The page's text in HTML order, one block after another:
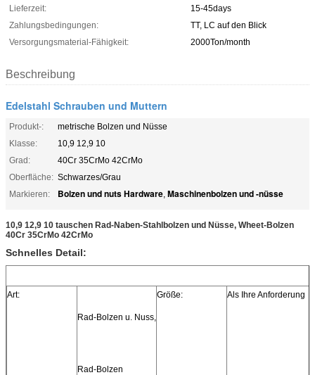
Lieferzeit:
15-45days
Zahlungsbedingungen:
TT, LC auf den Blick
Versorgungsmaterial-Fähigkeit:
2000Ton/month
Beschreibung
Edelstahl Schrauben und Muttern
Produkt-:
metrische Bolzen und Nüsse
Klasse:
10,9 12,9 10
Grad:
40Cr 35CrMo 42CrMo
Oberfläche: Schwarzes/Grau
Markieren:
Bolzen und nuts Hardware, Maschinenbolzen und -nüsse
10,9 12,9 10 tauschen Rad-Naben-Stahlbolzen und Nüsse, Wheet-Bolzen
40Cr 35CrMo 42CrMo
Schnelles Detail:
Art:
Rad-Bolzen u. Nuss,
Rad-Bolzen
Größe: Als Ihre Anforderung